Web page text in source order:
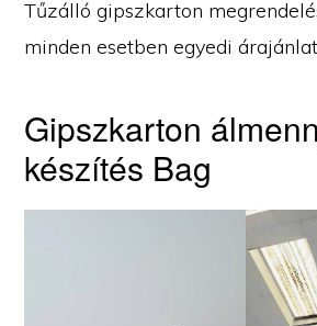
Tűzálló gipszkarton
minden esetben egyedi
Gipszkarton
készítés Bag